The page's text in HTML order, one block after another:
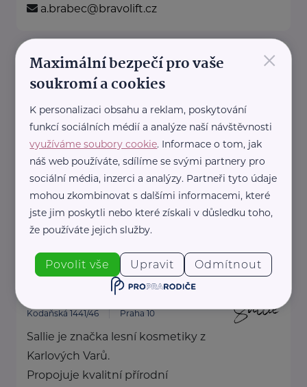
a.brabec@bravolift.cz
Cestuj s dětmi s.r.o.
Rybná 716/24 Praha 1 - Staré Město
zážitků, ubytování a výletů s
dětmi
Poradíme Vám, kam na výlet
nebo ...
https://www.cestujsdetmi.cz/
+420 608 860 757
Cosmee Vision s. r. o.
Kodaňská 1441/46 Praha 10
Sallie je značka lesní kosmetiky z
Karlových Varů.
Propojuje kvalitní přírodní
×
Maximální bezpečí pro vaše
soukromí a cookies
K personalizaci obsahu a reklam, poskytování
funkcí sociálních médií a analýze naší návštěvnosti
využíváme soubory cookie. Informace o tom, jak
náš web používáte, sdílíme se svými partnery pro
sociální média, inzerci a analýzy. Partneři tyto údaje
mohou zkombinovat s dalšími informacemi, které
jste jim poskytli nebo které získali v důsledku toho,
že používáte jejich služby.
Povolit vše Upravit Odmítnout